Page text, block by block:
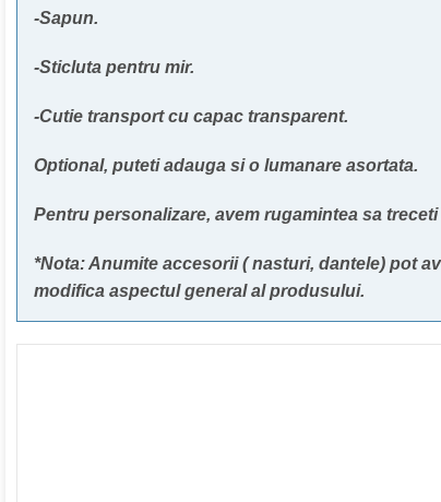
-Sapun.
-Sticluta pentru mir.
-Cutie transport cu capac transparent.
Optional, puteti adauga si o lumanare asortata.
Pentru personalizare, avem rugamintea sa
*Nota: Anumite accesorii ( nasturi, dantele) pot
modifica aspectul general al produsului.